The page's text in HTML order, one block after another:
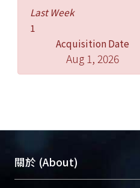
Last Week
1
Acquisition Date
Aug 1, 2026
關於 (About)